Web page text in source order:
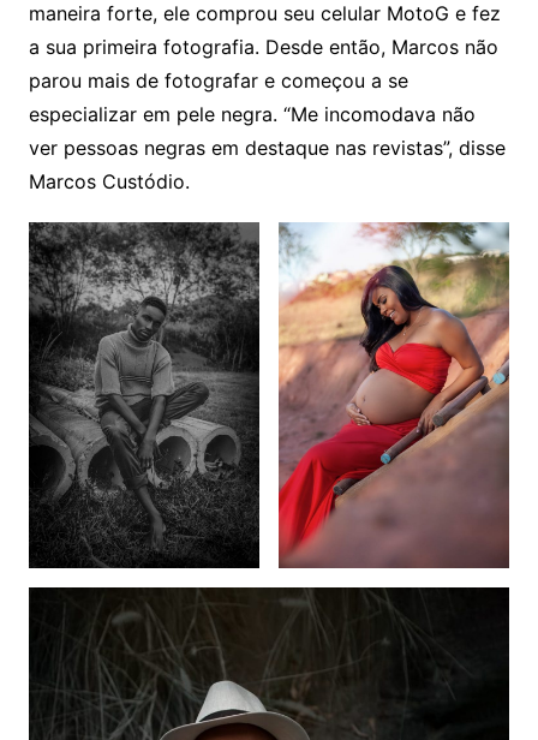
maneira forte, ele comprou seu celular MotoG e fez
a sua primeira fotografia. Desde então, Marcos não
parou mais de fotografar e começou a se
especializar em pele negra. “Me incomodava não
ver pessoas negras em destaque nas revistas”, disse
Marcos Custódio.